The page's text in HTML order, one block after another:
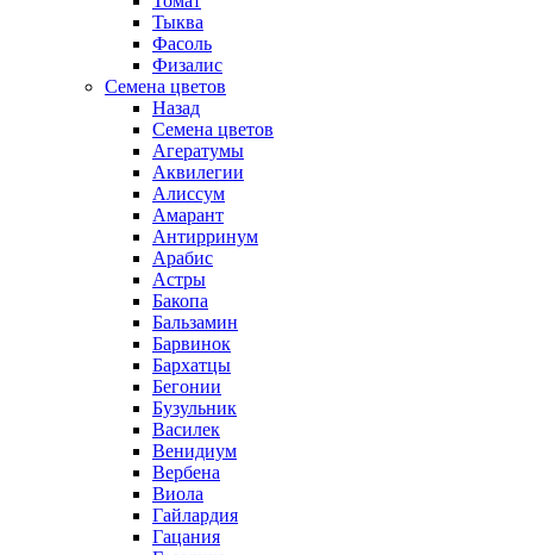
Тыква
Фасоль
Физалис
Семена цветов
Назад
Семена цветов
Агератумы
Аквилегии
Алиссум
Амарант
Антирринум
Арабис
Астры
Бакопа
Бальзамин
Барвинок
Бархатцы
Бегонии
Бузульник
Василек
Венидиум
Вербена
Виола
Гайлардия
Гацания